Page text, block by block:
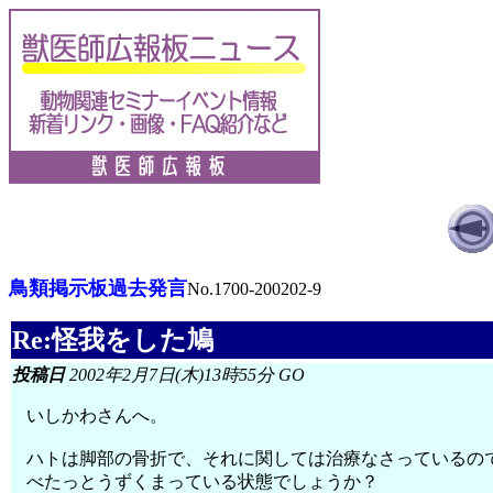
鳥類掲示板過去発言No.1700-200202-9
Re:怪我をした鳩
投稿日2002年2月7日(木)13時55分 GO
いしかわさんへ。
ハトは脚部の骨折で、それに関しては治療なさっているの
べたっとうずくまっている状態でしょうか？